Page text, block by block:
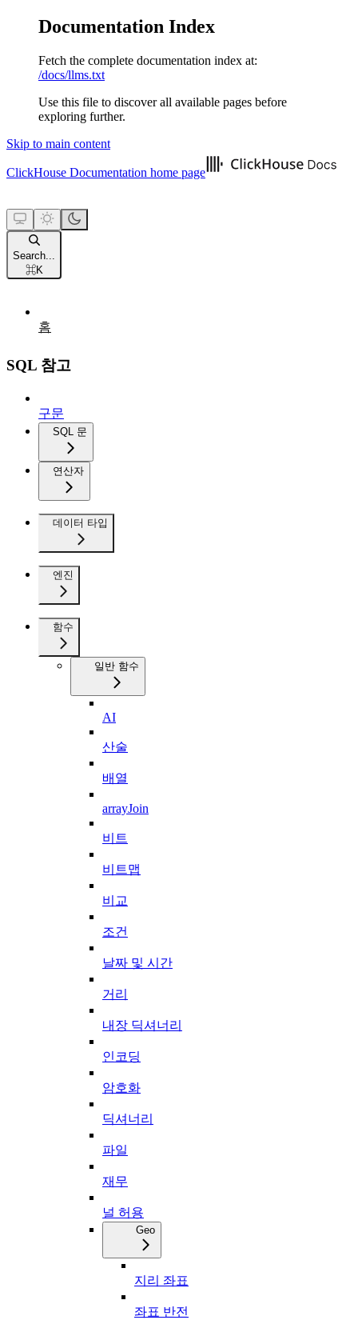
Documentation Index
Fetch the complete documentation index at:
/docs/llms.txt
Use this file to discover all available pages before
exploring further.
Skip to main content
ClickHouse Documentation home page
Search...
⌘K
홈
SQL 참고
구문
SQL 문
연산자
데이터 타입
엔진
함수
일반 함수
AI
산술
배열
arrayJoin
비트
비트맵
비교
조건
날짜 및 시간
거리
내장 딕셔너리
인코딩
암호화
딕셔너리
파일
재무
널 허용
Geo
지리 좌표
좌표 반전